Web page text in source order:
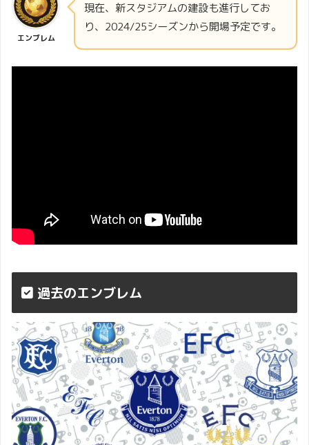
エンブレム
現在、新スタジアムの建設も進行してお
り、2024/25シーズンから開場予定です。
過去のエンブレム